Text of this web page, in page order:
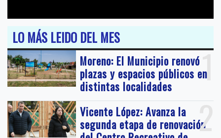
LO MÁS LEIDO DEL MES
1
Moreno: El Municipio renovó
plazas y espacios públicos en
distintas localidades
2
Vicente López: Avanza la
segunda etapa de renovación